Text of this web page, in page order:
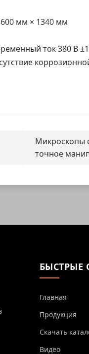
мм × 1340 мм
ток 380 В
Микроскопы
точное
БЫСТРЫЕ
Главная
Продукция
Скачать
Видео